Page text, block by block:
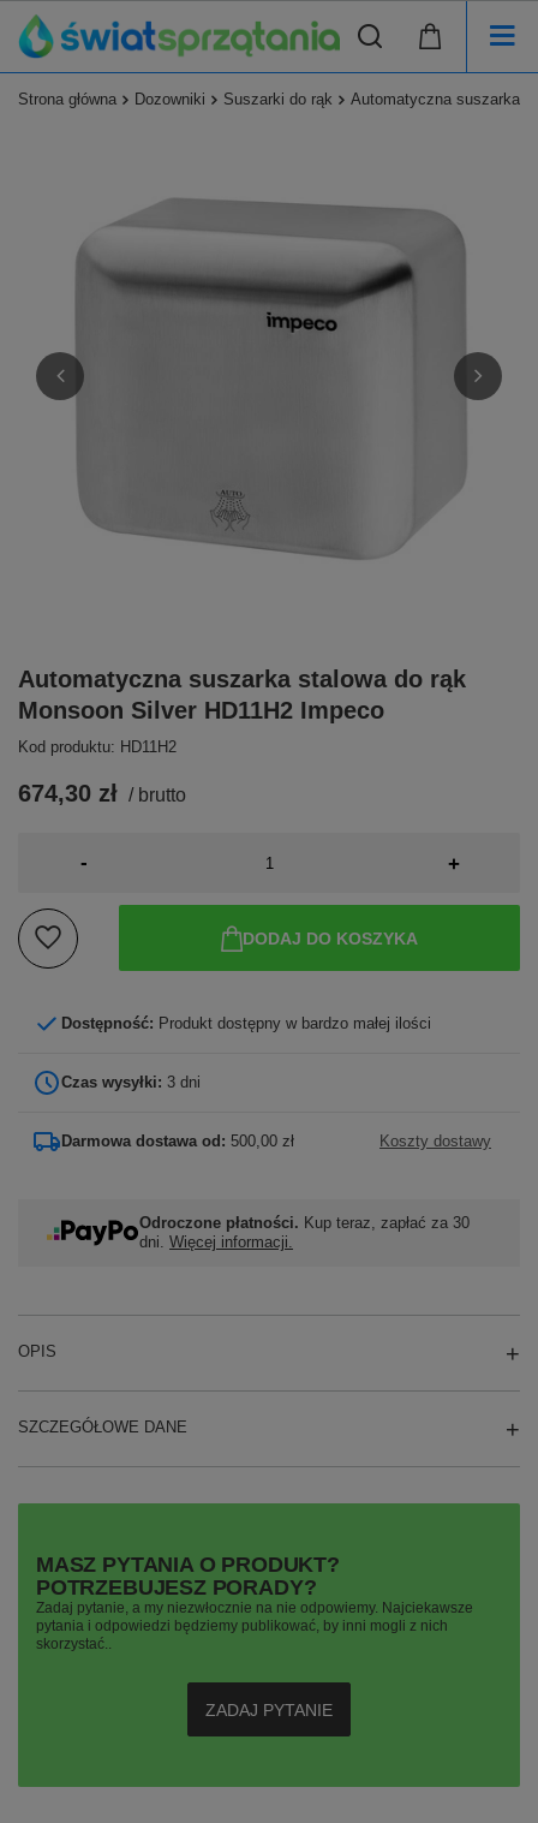
Strona główna Dozowniki Suszarki do rąk Automatyczna suszarka
Automatyczna suszarka stalowa do rąk
Monsoon Silver HD11H2 Impeco
Kod produktu: HD11H2
674,30 zł / brutto
- +
DODAJ DO KOSZYKA
Dostępność: Produkt dostępny w bardzo małej ilości
Czas wysyłki: 3 dni
Darmowa dostawa od: 500,00 zł Koszty dostawy
Odroczone płatności. Kup teraz, zapłać za 30
dni. Więcej informacji.
OPIS
SZCZEGÓŁOWE DANE
MASZ PYTANIA O PRODUKT?
POTRZEBUJESZ PORADY?
Zadaj pytanie, a my niezwłocznie na nie odpowiemy. Najciekawsze
pytania i odpowiedzi będziemy publikować, by inni mogli z nich
skorzystać..
ZADAJ PYTANIE